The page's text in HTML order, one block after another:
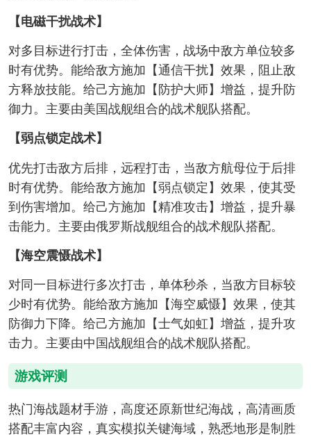
【电磁干扰战术】
对多目标进行打击，全体伤害，战场中敌方单位较多
时有优势。能给敌方施加【通信干扰】效果，阻止敌
方释放技能。给己方施加【防护大师】增益，提升防
御力。主要由美国战舰组合的战术舰队搭配。
【弱点锁定战术】
优先打击敌方后排，远程打击，当敌方航母位于后排
时有优势。能给敌方施加【弱点锁定】效果，使其受
到伤害增加。给己方施加【精准攻击】增益，提升暴
击能力。主要由俄罗斯战舰组合的战术舰队搭配。
【海空震慑战术】
对同一目标进行多次打击，单体秒杀，当敌方目标较
少时有优势。能给敌方施加【海空威慑】效果，使其
防御力下降。给己方施加【士气如虹】增益，提升攻
击力。主要由中国战舰组合的战术舰队搭配。
游戏评测
热门海战题材手游，高度还原新世纪海战，高清画质
搭配丰富内容，真实模拟关键海域，熟悉地形是制胜